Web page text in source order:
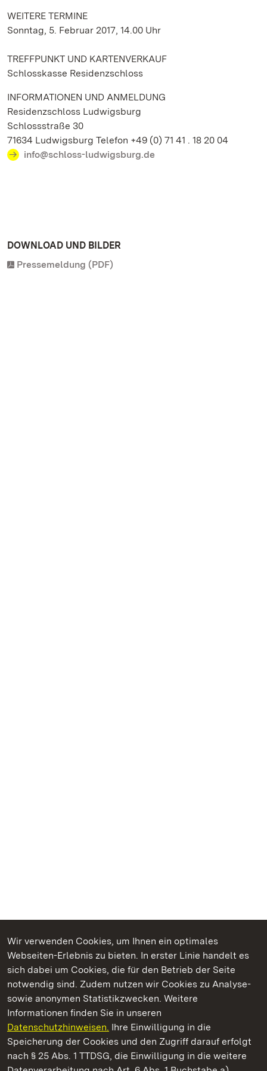
Wir verwenden Cookies, um Ihnen ein optimales
Webseiten-Erlebnis zu bieten. In erster Linie handelt es
sich dabei um Cookies, die für den Betrieb der Seite
notwendig sind. Zudem nutzen wir Cookies zu Analyse-
sowie anonymen Statistikzwecken. Weitere
Informationen finden Sie in unseren
Datenschutzhinweisen. Ihre Einwilligung in die
Speicherung der Cookies und den Zugriff darauf erfolgt
nach § 25 Abs. 1 TTDSG, die Einwilligung in die weitere
WEITERE TERMINE
Sonntag, 5. Februar 2017, 14.00 Uhr
TREFFPUNKT UND KARTENVERKAUF
Schlosskasse Residenzschloss
INFORMATIONEN UND ANMELDUNG
Residenzschloss Ludwigsburg
Schlossstraße 30
71634 Ludwigsburg Telefon +49 (0) 71 41 . 18 20 04
info@schloss-ludwigsburg.de
DOWNLOAD UND BILDER
Pressemeldung (PDF)
Kommen. Staunen. Genießen.
Residenzschloss Ludwigsburg
Staatliche Schlösser und Gärten Baden-Württemberg